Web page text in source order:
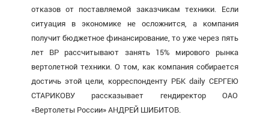
отказов от поставляемой заказчикам техники. Если
ситуация в экономике не осложнится, а компания
получит бюджетное финансирование, то уже через пять
лет ВР рассчитывают занять 15% мирового рынка
вертолетной техники. О том, как компания собирается
достичь этой цели, корреспонденту РБК daily СЕРГЕЮ
СТАРИКОВУ рассказывает гендиректор ОАО
«Вертолеты России» АНДРЕЙ ШИБИТОВ.